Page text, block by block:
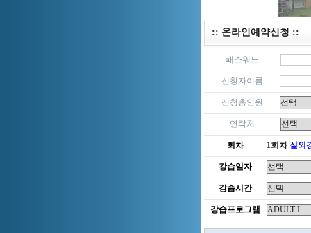
:: 온라인예약신청 ::
패스워드
신청자이름
신청총인원
연락처
회차 1회차실외
강습일자
강습시간
강습프로그램